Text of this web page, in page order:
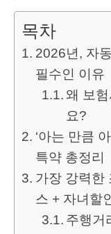
목차
2026년, 자
필수인 이유
왜 보
요?
‘아는 만큼
특약 총정리
가장 강력한
스 + 자녀할
주행거